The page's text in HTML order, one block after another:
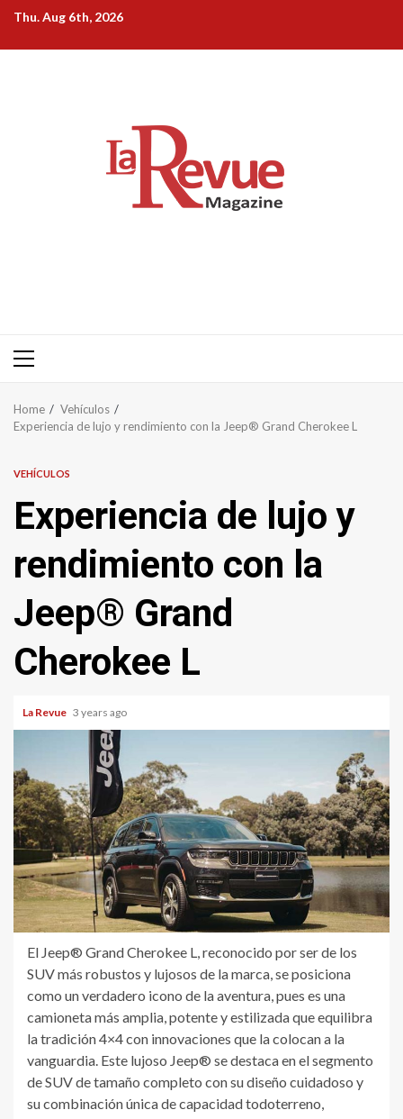
Skip
content
Thu. Aug 6th, 2026
Primary
Home
Vehículos
Experiencia de lujo y rendimiento con la Jeep® Grand Cherokee L
VEHÍCULOS
Experiencia de lujo y
rendimiento con la
Jeep® Grand
Cherokee L
La Revue 3 years ago
El Jeep® Grand Cherokee L, reconocido por ser de los
SUV más robustos y lujosos de la marca, se posiciona
como un verdadero icono de la aventura, pues es una
camioneta más amplia, potente y estilizada que equilibra
la tradición 4×4 con innovaciones que la colocan a la
vanguardia. Este lujoso Jeep® se destaca en el segmento
de SUV de tamaño completo con su diseño cuidadoso y
su combinación única de capacidad todoterreno,